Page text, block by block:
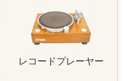
レコードプレーヤー